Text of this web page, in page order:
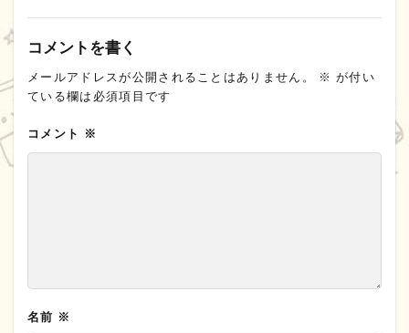
コメントを書く
メールアドレスが公開されることはありません。 ※ が付い
ている欄は必須項目です
コメント ※
名前 ※